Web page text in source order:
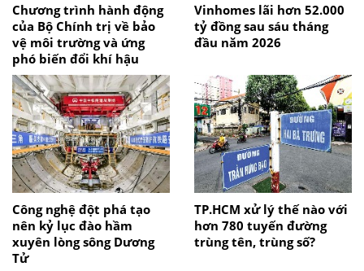
Chương trình hành động
của Bộ Chính trị về bảo
vệ môi trường và ứng
phó biến đổi khí hậu
Vinhomes lãi hơn 52.000
tỷ đồng sau sáu tháng
đầu năm 2026
Công nghệ đột phá tạo
nên kỷ lục đào hầm
xuyên lòng sông Dương
Tử
TP.HCM xử lý thế nào với
hơn 780 tuyến đường
trùng tên, trùng số?